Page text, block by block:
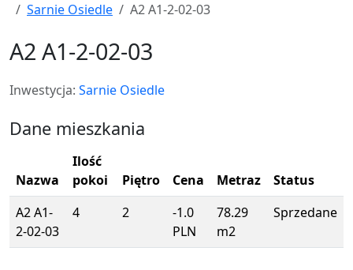
Sarnie Osiedle
A2 A1-2-02-03
A2 A1-2-02-03
Inwestycja: Sarnie Osiedle
Dane mieszkania
Nazwa
Ilość
pokoi
Piętro Cena Metraz
Status
A2 A1-
2-02-03
4 2
-1.0
PLN
78.29
m2
Sprzedane